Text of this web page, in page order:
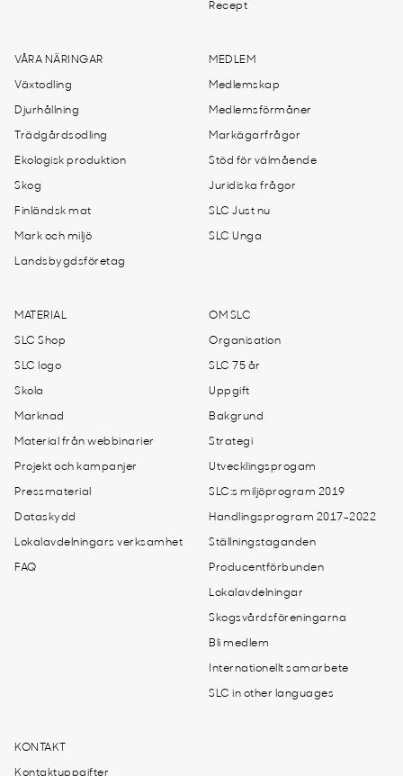
Recept
VÅRA NÄRINGAR
Växtodling
Djurhållning
Trädgårdsodling
Ekologisk produktion
Skog
Finländsk mat
Mark och miljö
Landsbygdsföretag
MEDLEM
Medlemskap
Medlemsförmåner
Markägarfrågor
Stöd för välmående
Juridiska frågor
SLC Just nu
SLC Unga
MATERIAL
SLC Shop
SLC logo
Skola
Marknad
Material från webbinarier
Projekt och kampanjer
Pressmaterial
Dataskydd
Lokalavdelningars verksamhet
FAQ
OM SLC
Organisation
SLC 75 år
Uppgift
Bakgrund
Strategi
Utvecklingsprogam
SLC:s miljöprogram 2019
Handlingsprogram 2017-2022
Ställningstaganden
Producentförbunden
Lokalavdelningar
Skogsvårdsföreningarna
Bli medlem
Internationellt samarbete
SLC in other languages
KONTAKT
Kontaktuppgifter